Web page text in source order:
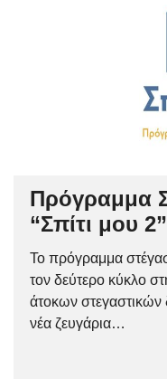
Πρόγραμμα
“Σπίτι μου 2”
Το πρόγραμμα
τον δεύτερο κύκλο
άτοκων στεγαστικών
νέα ζευγάρια…